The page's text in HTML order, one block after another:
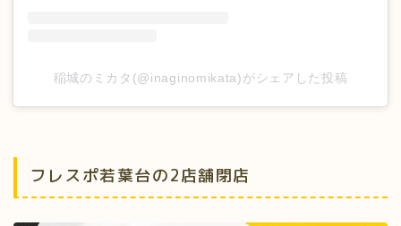
稲城のミカタ(@inaginomikata)がシェアした投稿
フレスポ若葉台の2店舗閉店